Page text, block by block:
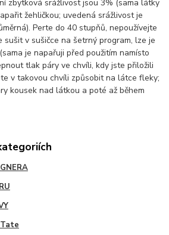
zbytková srážlivost jsou 3% (sama látky
žehličkou; uvedená srážlivost je
Perte do 40 stupňů, nepoužívejte
sušit v sušičce na šetrný program, lze je
je napařuji před použitím namísto
tlak páry ve chvíli, kdy jste přiložili
v takovou chvíli způsobit na látce fleky;
kousek nad látkou a poté až během